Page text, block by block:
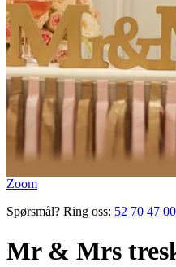
Zoom
Spørsmål? Ring oss: 52 70 47 00
Mr & Mrs